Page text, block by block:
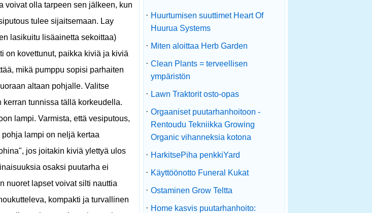
voivat olla tarpeen sen jälkeen, kun
tulee sijaitsemaan. Lay
lasikuitu lisäainetta sekoittaa)
on kovettunut, paikka kiviä ja kiviä
mikä pumppu sopisi parhaiten
altaan pohjalle. Valitse
tunnissa tällä korkeudella.
lampi. Varmista, että vesiputous,
lampi on neljä kertaa
jos joitakin kiviä ylettyä ulos
osaksi puutarha ei
nuoret lapset voivat silti nauttia
kompakti ja turvallinen
· Huurtumisen suuttimet Heart Of
Huurua Systems
· Miten aloittaa Herb Garden
· Clean Plants = terveellisen
ympäristön
· Lawn Traktorit osto-opas
· Orgaaniset puutarhanhoitoon -
Rentoudu Tekniikka Growing
Organic vihanneksia kotona
· HarkitsePiha penkkiYard
· Käyttöönotto Funeral Kukat
· Ostaminen Grow Teltta
· Home kasvis puutarhanhoito: